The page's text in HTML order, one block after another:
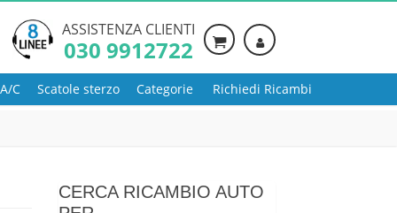
ASSISTENZA CLIENTI
030 9912722
C Scatole sterzo Categorie Richiedi Ricambi
CERCA RICAMBIO AUTO